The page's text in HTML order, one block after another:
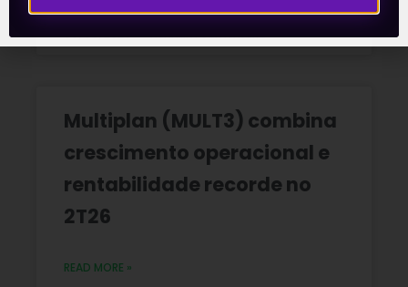
06/08/2026 Nenhum comentário
Multiplan (MULT3) combina
crescimento operacional e
rentabilidade recorde no
2T26
READ MORE »